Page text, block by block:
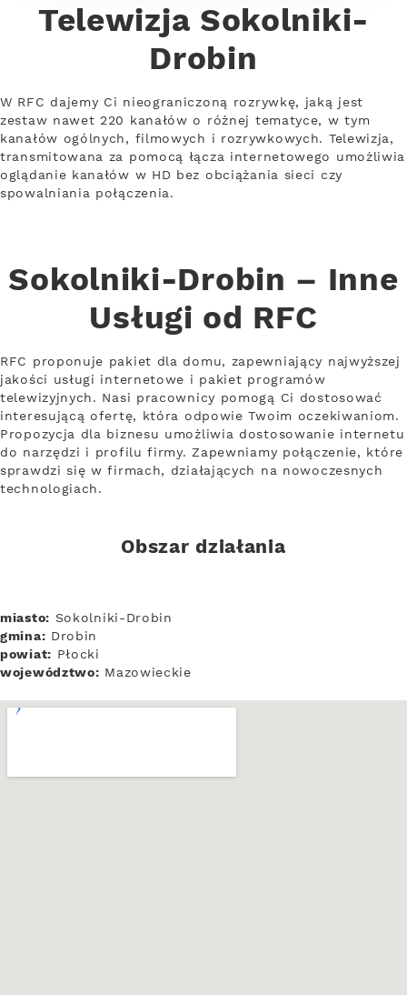
Telewizja Sokolniki-
Drobin
W RFC dajemy Ci nieograniczoną rozrywkę, jaką jest
zestaw nawet 220 kanałów o różnej tematyce, w tym
kanałów ogólnych, filmowych i rozrywkowych. Telewizja,
transmitowana za pomocą łącza internetowego umożliwia
oglądanie kanałów w HD bez obciążania sieci czy
spowalniania połączenia.
Sokolniki-Drobin – Inne
Usługi od RFC
RFC proponuje pakiet dla domu, zapewniający najwyższej
jakości usługi internetowe i pakiet programów
telewizyjnych. Nasi pracownicy pomogą Ci dostosować
interesującą ofertę, która odpowie Twoim oczekiwaniom.
Propozycja dla biznesu umożliwia dostosowanie internetu
do narzędzi i profilu firmy. Zapewniamy połączenie, które
sprawdzi się w firmach, działających na nowoczesnych
technologiach.
Obszar działania
miasto: Sokolniki-Drobin
gmina: Drobin
powiat: Płocki
województwo: Mazowieckie